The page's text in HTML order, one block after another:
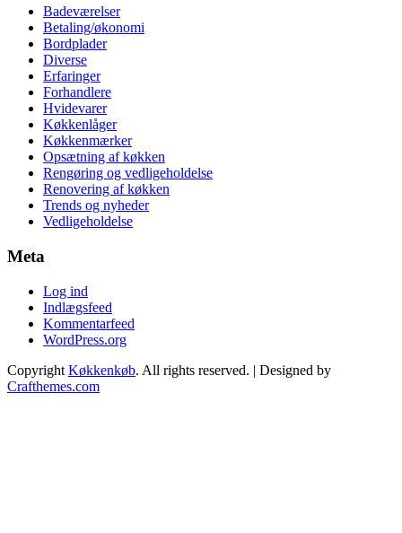
Badeværelser
Betaling/økonomi
Bordplader
Diverse
Erfaringer
Forhandlere
Hvidevarer
Køkkenlåger
Køkkenmærker
Opsætning af køkken
Rengøring og vedligeholdelse
Renovering af køkken
Trends og nyheder
Vedligeholdelse
Meta
Log ind
Indlægsfeed
Kommentarfeed
WordPress.org
Copyright Køkkenkøb. All rights reserved. | Designed by
Crafthemes.com